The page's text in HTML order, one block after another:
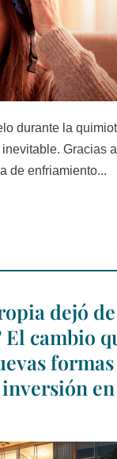
durante la
Gracias
de enfriamiento...
dejó
cambio
en